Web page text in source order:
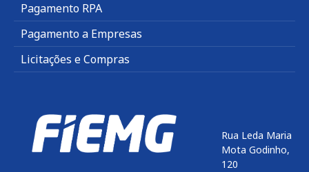
Pagamento RPA
Pagamento a Empresas
Licitações e Compras
Rua Leda Maria
Mota Godinho,
120